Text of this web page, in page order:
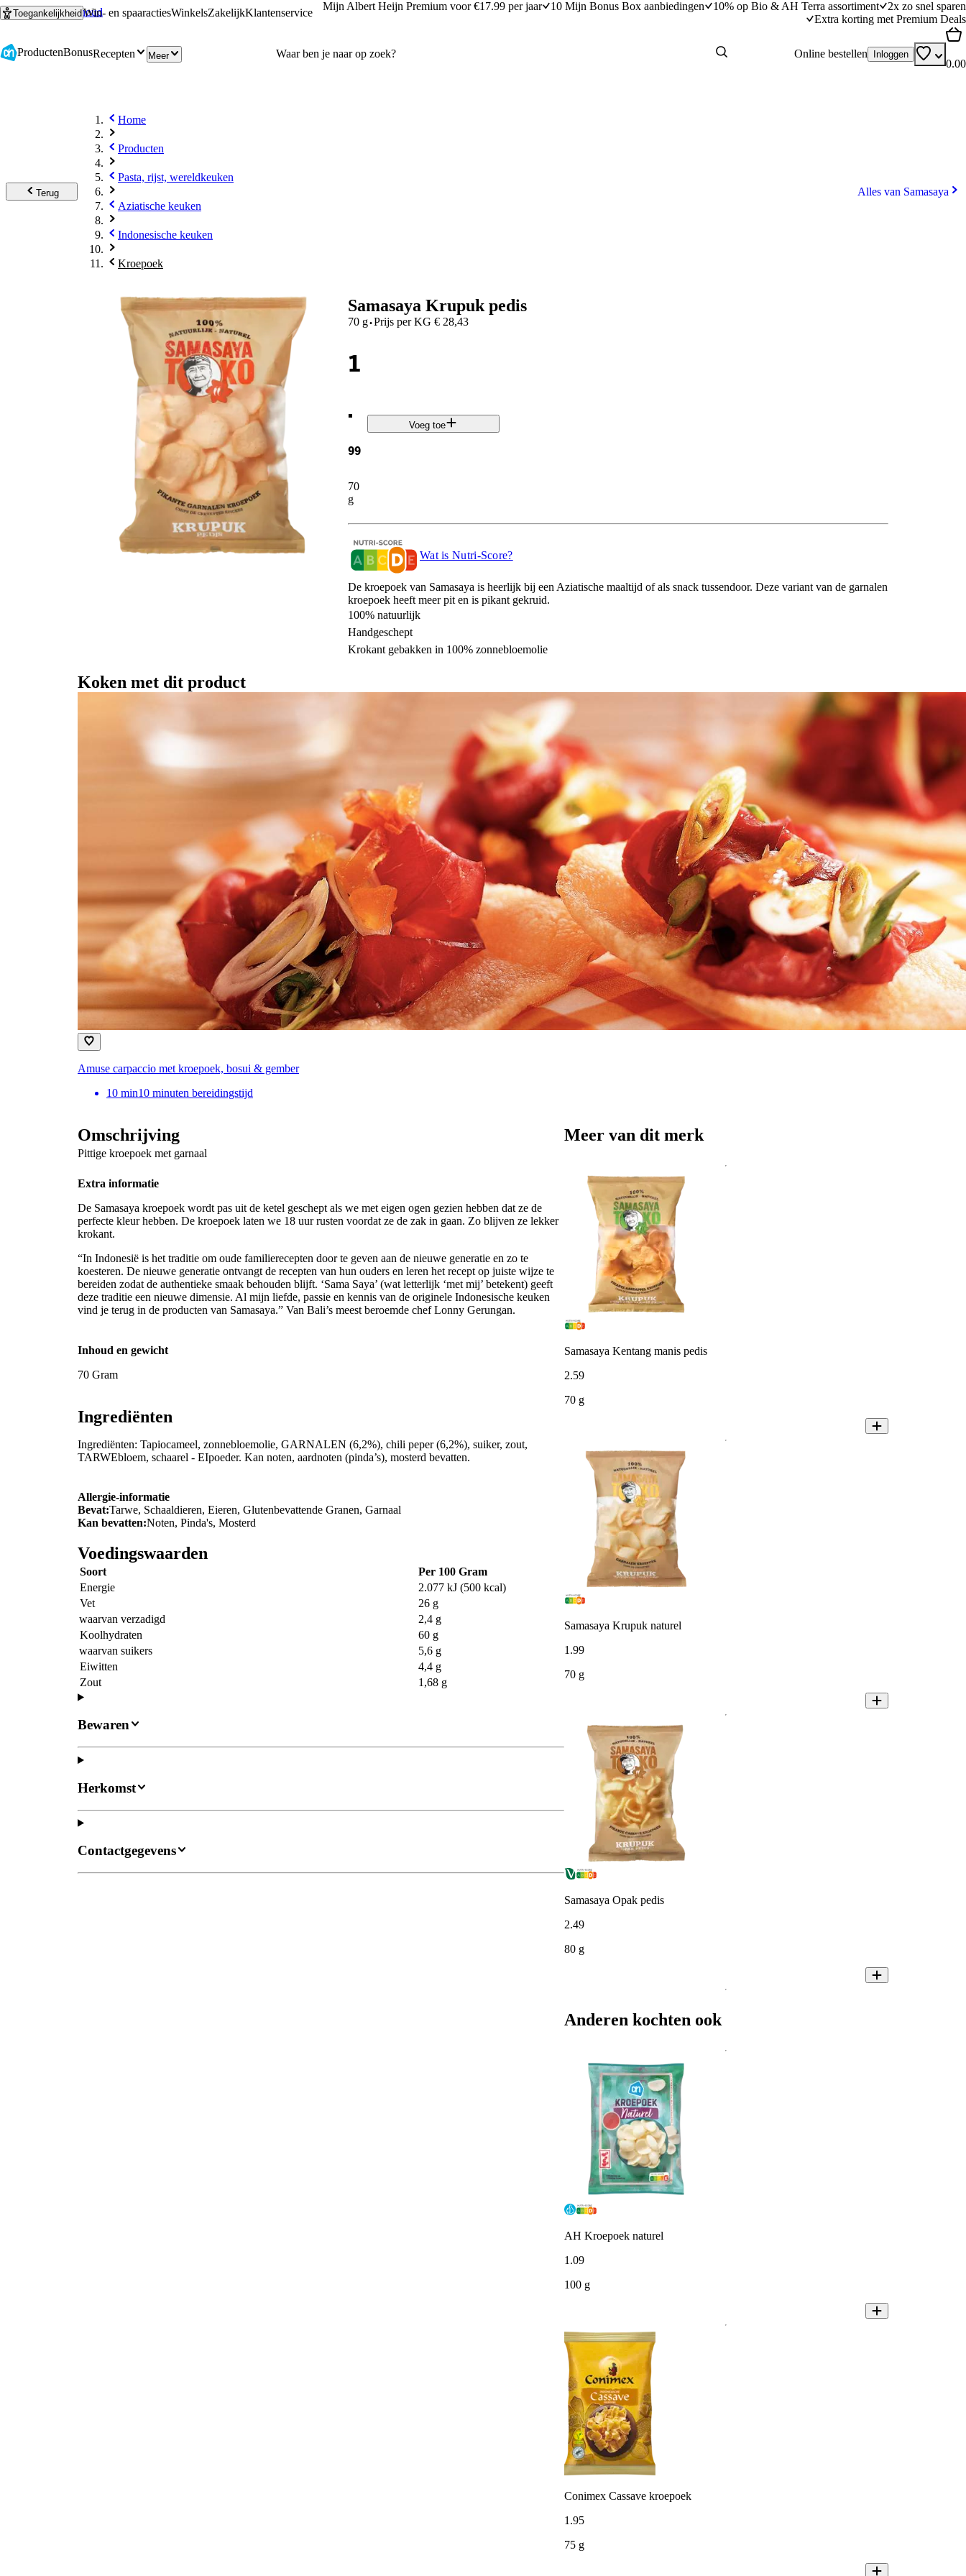
Ga naar hoofdinhoud
Ga naar zoeken
ToegankelijkheidWin- en spaaractiesWinkelsZakelijkKlantenservice
Mijn Albert Heijn Premium voor €17.99 per jaar 10 Mijn Bonus Box aanbiedingen 10% op Bio & AH Terra assortiment
2x zo snel sparen
Extra korting met Premium Deals
ProductenBonusRecepten Meer Online bestellen Inloggen
0.00
Terug
Home
Producten
Pasta, rijst, wereldkeuken
Aziatische keuken
Indonesische keuken
Kroepoek
Alles van Samasaya
Samasaya Krupuk pedis
70 g·Prijs per KG € 28,43
1
.
99
70
g
Voeg toe
Wat is Nutri-Score?
De kroepoek van Samasaya is heerlijk bij een Aziatische maaltijd of als snack tussendoor. Deze variant van de garnalen
kroepoek heeft meer pit en is pikant gekruid.
100% natuurlijk
Handgeschept
Krokant gebakken in 100% zonnebloemolie
Koken met dit product
Amuse carpaccio met kroepoek, bosui & gember
10 min10 minuten bereidingstijd
Omschrijving
Pittige kroepoek met garnaal
Extra informatie
De Samasaya kroepoek wordt pas uit de ketel geschept als we met eigen ogen gezien hebben dat ze de
perfecte kleur hebben. De kroepoek laten we 18 uur rusten voordat ze de zak in gaan. Zo blijven ze lekker
krokant.
“In Indonesië is het traditie om oude familierecepten door te geven aan de nieuwe generatie en zo te
koesteren. De nieuwe generatie ontvangt de recepten van hun ouders en leren het recept op juiste wijze te
bereiden zodat de authentieke smaak behouden blijft. ‘Sama Saya’ (wat letterlijk ‘met mij’ betekent) geeft
deze traditie een nieuwe dimensie. Al mijn liefde, passie en kennis van de originele Indonesische keuken
vind je terug in de producten van Samasaya.” Van Bali’s meest beroemde chef Lonny Gerungan.
Inhoud en gewicht
70 Gram
Ingrediënten
Ingrediënten: Tapiocameel, zonnebloemolie, GARNALEN (6,2%), chili peper (6,2%), suiker, zout,
TARWEbloem, schaarel - EIpoeder. Kan noten, aardnoten (pinda’s), mosterd bevatten.
Allergie-informatie
Bevat:Tarwe, Schaaldieren, Eieren, Glutenbevattende Granen, Garnaal
Kan bevatten:Noten, Pinda's, Mosterd
Voedingswaarden
Soort
Per 100 Gram
Energie
2.077 kJ (500 kcal)
Vet
26 g
waarvan verzadigd
2,4 g
Koolhydraten
60 g
waarvan suikers
5,6 g
Eiwitten
4,4 g
Zout
1,68 g
Bewaren
Herkomst
Contactgegevens
Meer van dit merk
Samasaya Kentang manis pedis
2.59
70 g
Samasaya Krupuk naturel
1 .99
70 g
Samasaya Opak pedis
2.49
80 g
Anderen kochten ook
AH Kroepoek naturel
1 .09
100 g
Conimex Cassave kroepoek
1 .95
75 g